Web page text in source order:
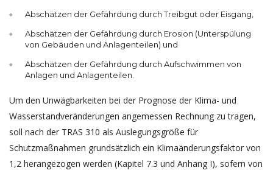
Abschätzen der Gefährdung durch Treibgut oder Eisgang,
Abschätzen der Gefährdung durch Erosion (Unterspülung
von Gebäuden und Anlagenteilen) und
Abschätzen der Gefährdung durch Aufschwimmen von
Anlagen und Anlagenteilen.
Um den Unwägbarkeiten bei der Prognose der Klima- und
Wasserstandveränderungen angemessen Rechnung zu tragen,
soll nach der TRAS 310 als Auslegungsgröße für
Schutzmaßnahmen grundsätzlich ein Klimaänderungsfaktor von
1,2 herangezogen werden (Kapitel 7.3 und Anhang I), sofern von